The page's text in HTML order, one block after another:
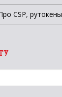
CSP, рутокены